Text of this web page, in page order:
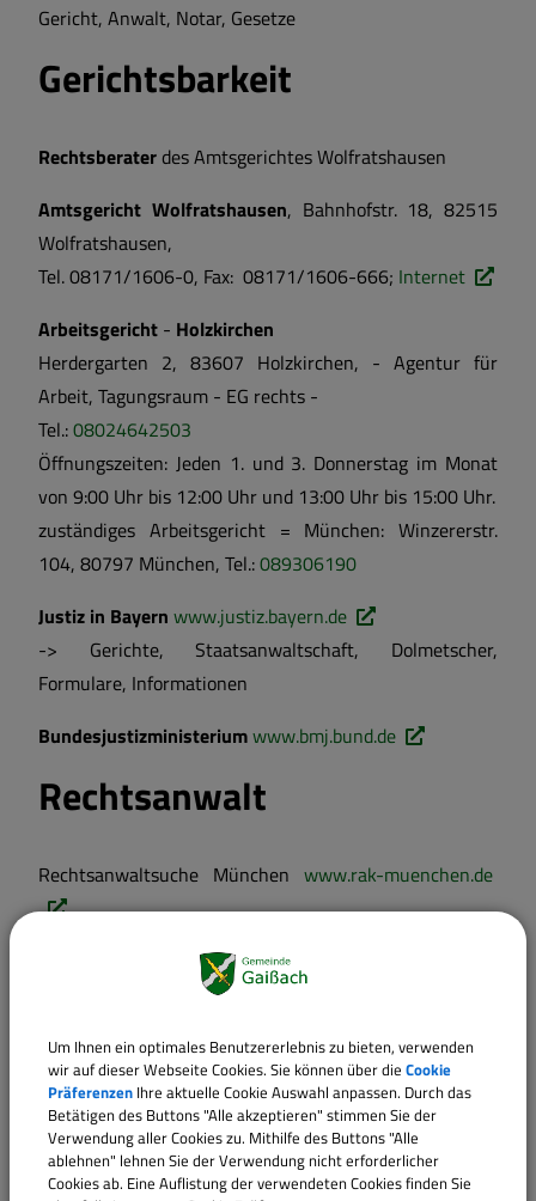
Gericht, Anwalt, Notar, Gesetze
Gerichtsbarkeit
Rechtsberaterdes Amtsgerichtes Wolfratshausen
Amtsgericht Wolfratshausen, Bahnhofstr. 18, 82515
Wolfratshausen,
Tel. 08171/1606-0, Fax: 08171/1606-666; Internet
Arbeitsgericht - Holzkirchen
Herdergarten 2, 83607 Holzkirchen, - Agentur für
Arbeit, Tagungsraum - EG rechts -
Tel.:08024642503
Öffnungszeiten: Jeden 1. und 3. Donnerstag im Monat
von 9:00 Uhr bis 12:00 Uhr und 13:00 Uhr bis 15:00 Uhr.
zuständiges Arbeitsgericht = München: Winzererstr.
104, 80797 München, Tel.:089306190
Justiz in Bayern www.justiz.bayern.de
-> Gerichte, Staatsanwaltschaft, Dolmetscher,
Formulare, Informationen
Bundesjustizministeriumwww.bmj.bund.de
Rechtsanwalt
Rechtsanwaltsuche München www.rak-muenchen.de
Dolp Norbert u. Michael Leitenstorfer, Bahnhofstraße 5,
83646 Bad Tölz,
Tel.0804178030, Fax: 080419661, Mail:notare-in-
bad-toelz@t-online.de
Um Ihnen ein optimales Benutzererlebnis zu bieten, verwenden
wir auf dieser Webseite Cookies. Sie können über die Cookie
Präferenzen Ihre aktuelle Cookie Auswahl anpassen. Durch das
Betätigen des Buttons "Alle akzeptieren" stimmen Sie der
Verwendung aller Cookies zu. Mithilfe des Buttons "Alle
ablehnen" lehnen Sie der Verwendung nicht erforderlicher
Cookies ab. Eine Auflistung der verwendeten Cookies finden Sie